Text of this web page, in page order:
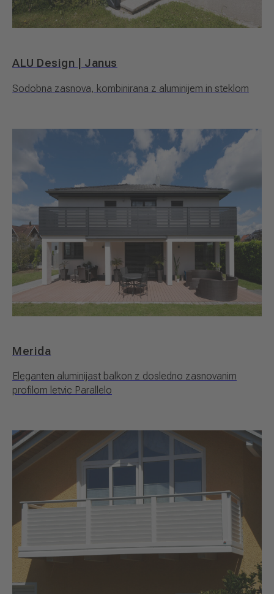
ALU Design | Janus
Sodobna zasnova, kombinirana z aluminijem in steklom
Merida
Eleganten aluminijast balkon z dosledno zasnovanim
profilom letvic Parallelo